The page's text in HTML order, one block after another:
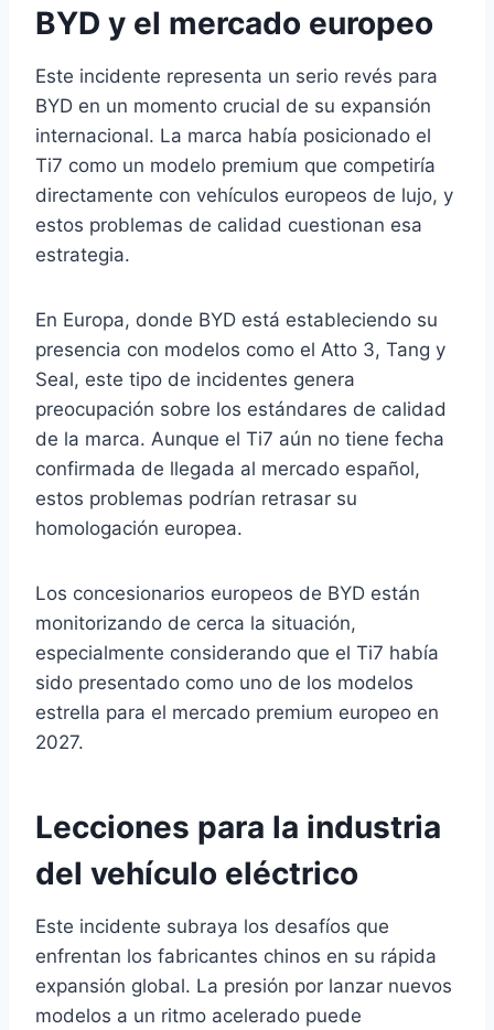
BYD y el mercado europeo
Este incidente representa un serio revés para
BYD en un momento crucial de su expansión
internacional. La marca había posicionado el
Ti7 como un modelo premium que competiría
directamente con vehículos europeos de lujo, y
estos problemas de calidad cuestionan esa
estrategia.
En Europa, donde BYD está estableciendo su
presencia con modelos como el Atto 3, Tang y
Seal, este tipo de incidentes genera
preocupación sobre los estándares de calidad
de la marca. Aunque el Ti7 aún no tiene fecha
confirmada de llegada al mercado español,
estos problemas podrían retrasar su
homologación europea.
Los concesionarios europeos de BYD están
monitorizando de cerca la situación,
especialmente considerando que el Ti7 había
sido presentado como uno de los modelos
estrella para el mercado premium europeo en
2027.
Lecciones para la industria
del vehículo eléctrico
Este incidente subraya los desafíos que
enfrentan los fabricantes chinos en su rápida
expansión global. La presión por lanzar nuevos
modelos a un ritmo acelerado puede